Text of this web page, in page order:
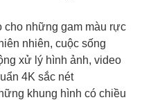
cho những gam màu rực
nhiên, cuộc sống
xử lý hình ảnh, video
4K sắc nét
khung hình có chiều